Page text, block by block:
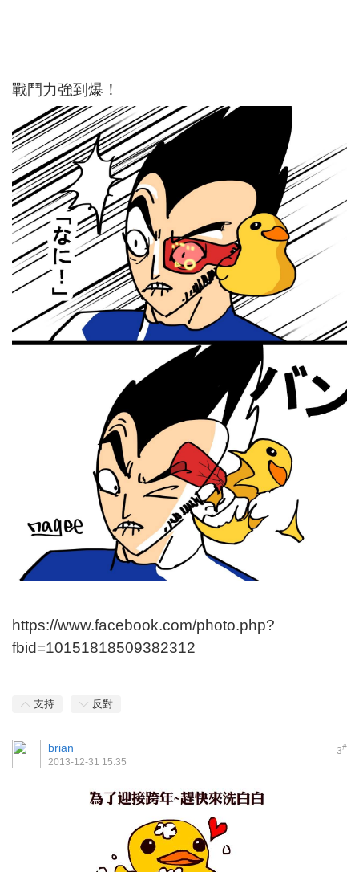
戰鬥力強到爆！
https://www.facebook.com/photo.php?
fbid=10151818509382312
支持 反對
3#
brian
2013-12-31 15:35